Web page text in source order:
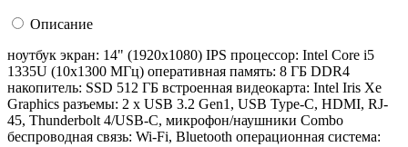
Описание
ноутбук экран: 14" (1920х1080) IPS процессор: Intel Core i5
1335U (10x1300 МГц) оперативная память: 8 ГБ DDR4
накопитель: SSD 512 ГБ встроенная видеокарта: Intel Iris Xe
Graphics разъемы: 2 x USB 3.2 Gen1, USB Type-C, HDMI, RJ-
45, Thunderbolt 4/USB-C, микрофон/наушники Combo
беспроводная связь: Wi-Fi, Bluetooth операционная система: